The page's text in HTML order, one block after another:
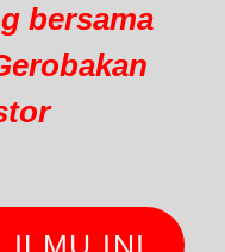
bersama
ILMU INI